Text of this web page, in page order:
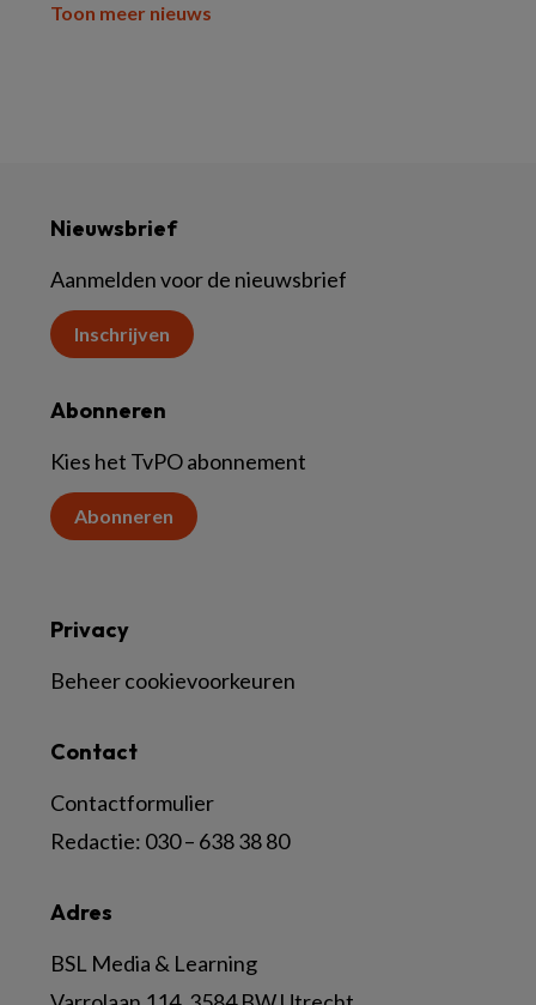
Toon meer nieuws
Nieuwsbrief
Aanmelden voor de nieuwsbrief
Inschrijven
Abonneren
Kies het TvPO abonnement
Abonneren
Adres
BSL Media & Learning
Contact
Contactformulier
Redactie: 030 – 638 38 80
Privacy
Beheer cookievoorkeuren